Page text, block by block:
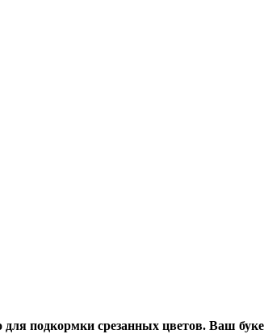
подкормки срезанных цветов. Ваш